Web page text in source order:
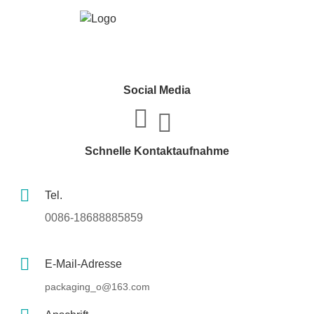
Social Media
Schnelle Kontaktaufnahme
Tel.
0086-18688885859
E-Mail-Adresse
packaging_o@163.com